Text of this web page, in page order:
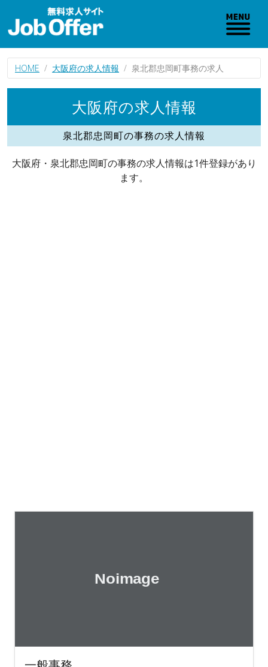
HOME 大阪府の求人情報 泉北郡忠岡町事務の求人
大阪府の求人情報
泉北郡忠岡町の事務の求人情報
大阪府・泉北郡忠岡町の事務の求人情報は1件登録があり
ます。